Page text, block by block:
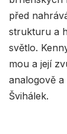
před
strukturu a
světlo.
mou a její
analogově
Švihálek.